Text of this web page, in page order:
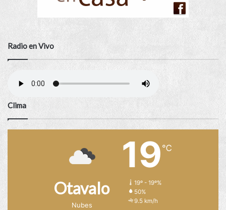
Radio en Vivo
Clima
Otavalo
Nubes
19 ℃
19º - 19º%
50%
9.5 km/h